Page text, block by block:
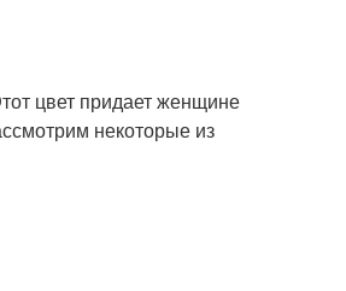
цвет придает женщине
некоторые из